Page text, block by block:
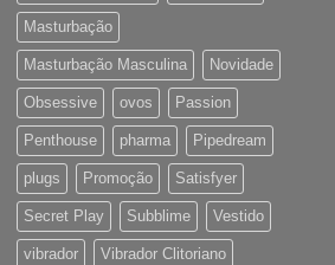
Masturbação
Masturbação Masculina Novidade
Obsessive ovos Passion
Penthouse pharma Pipedream
plugs Promoção Satisfyer
Secret Play Subblime Vestido
vibrador Vibrador Clitoriano